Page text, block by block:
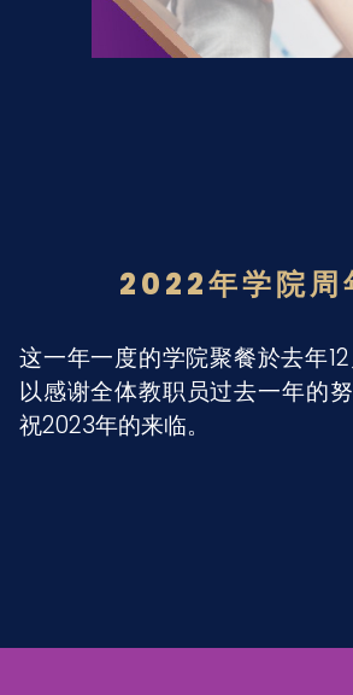
2022年学院周
这一年一度的学院聚餐於去年
以感谢全体教职员过去一年的
祝2023年的来临。